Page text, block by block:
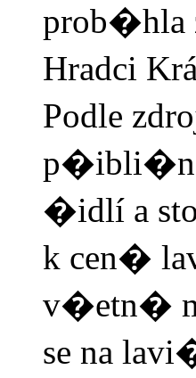
prob�hla
Hradci
Podle
p�ibli�n�
�idlí a
k cen�
v�etn�
se na